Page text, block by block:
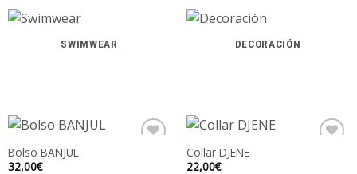
SWIMWEAR DECORACIÓN
Bolso BANJUL
32,00€
Collar DJENE
22,00€